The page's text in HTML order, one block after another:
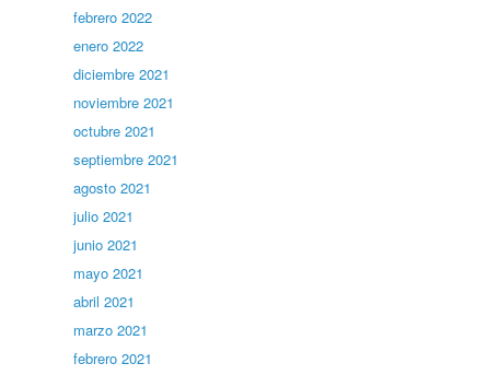
febrero 2022
enero 2022
diciembre 2021
noviembre 2021
octubre 2021
septiembre 2021
agosto 2021
julio 2021
junio 2021
mayo 2021
abril 2021
marzo 2021
febrero 2021